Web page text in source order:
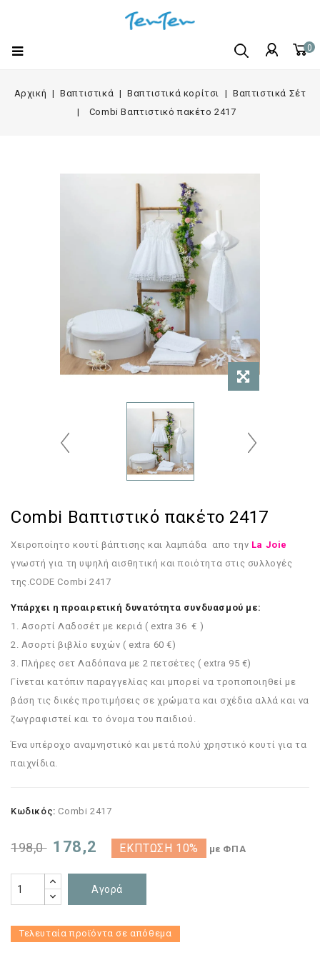
0
Αρχική Βαπτιστικά Βαπτιστικά κορίτσι
Βαπτιστικά Σέτ
Combi Βαπτιστικό πακέτο 2417
Combi Βαπτιστικό πακέτο 2417
Χειροποίητο κουτί βάπτισης και λαμπάδα απο την La Joie
γνωστή για τη υψηλή αισθητική και ποιότητα στις συλλογές
της.CODE Combi 2417
Υπάρχει η προαιρετική δυνατότητα συνδυασμού με:
1. Ασορτί Λαδοσέτ με κεριά ( extra 36 € )
2. Ασορτί βιβλίο ευχών ( extra 60 €)
3. Πλήρες σετ Λαδόπανα με 2 πετσέτες ( extra 95 €)
Γίνεται κατόπιν παραγγελίας και μπορεί να τροποποιηθεί με
βάση τις δικές προτιμήσεις σε χρώματα και σχέδια αλλά και να
ζωγραφιστεί και το όνομα του παιδιού.
Ένα υπέροχο αναμνηστικό και μετά πολύ χρηστικό κουτί για τα
παιχνίδια.
Κωδικός: Combi 2417
198,0 178,2 ΈΚΠΤΩΣΗ 10% με ΦΠΑ
Αγορά
Τελευταία προϊόντα σε απόθεμα